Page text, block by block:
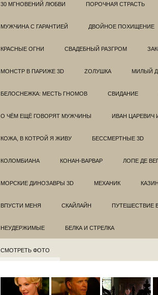
30 МГНОВЕНИЙ ЛЮБВИ ПОРОЧНАЯ СТРАСТЬ
МУЖЧИНА С ГАРАНТИЕЙ ДВОЙНОЕ ПОХИЩЕНИЕ
КРАСНЫЕ ОГНИ СВАДЕБНЫЙ РАЗГРОМ
МОНСТР В ПАРИЖЕ 3D ZОЛУШКА МИЛЫЙ
БЕЛОСНЕЖКА: МЕСТЬ ГНОМОВ СВИДАНИЕ
О ЧЁМ ЕЩЁ ГОВОРЯТ МУЖЧИНЫ ИВАН ЦАРЕВИЧ
КОЖА, В КОТРОЙ Я ЖИВУ БЕССМЕРТНЫЕ 3D
КОЛОМБИАНА КОНАН-ВАРВАР ЛОПЕ ДЕ
МОРСКИЕ ДИНОЗАВРЫ 3D МЕХАНИК
ВПУСТИ МЕНЯ СКАЙЛАЙН ПУТЕШЕСТВИЕ
НЕУДЕРЖИМЫЕ БЕЛКА И СТРЕЛКА
СМОТРЕТЬ ФОТО